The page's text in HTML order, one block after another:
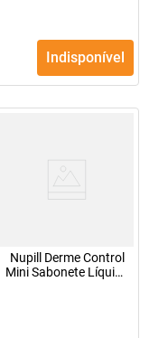
Indisponível
Nupill Derme Control
Mini Sabonete Líquido